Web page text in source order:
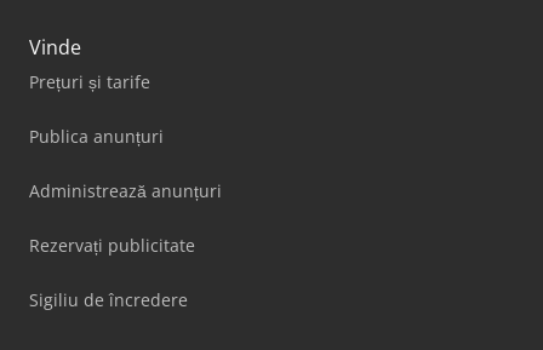
Vinde
Prețuri și tarife
Publica anunțuri
Administrează anunțuri
Rezervați publicitate
Sigiliu de încredere